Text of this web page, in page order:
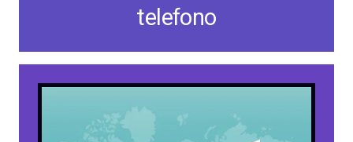
telefono